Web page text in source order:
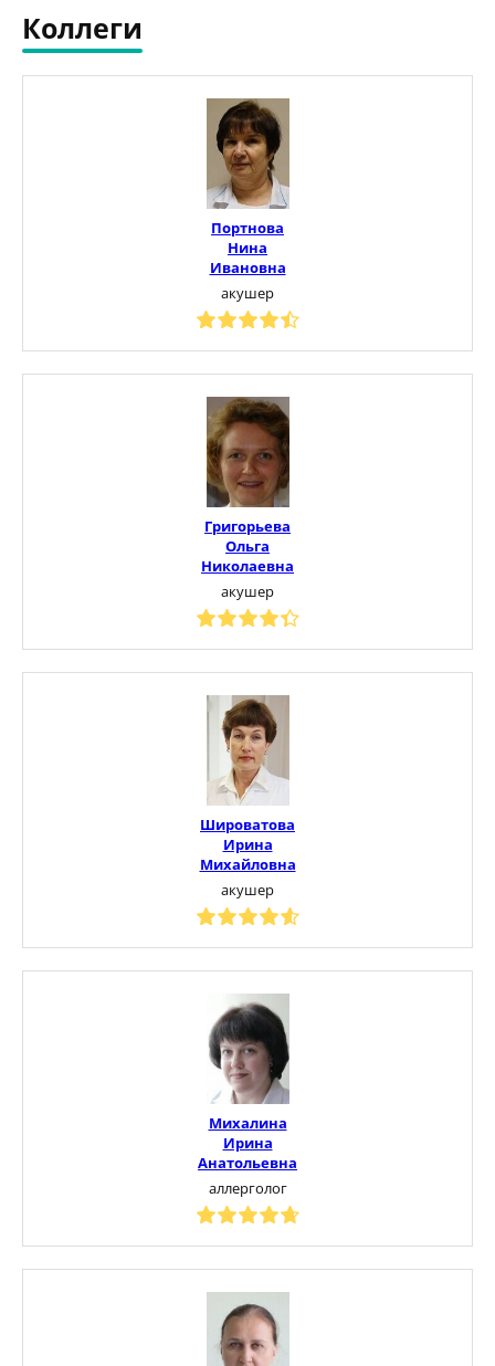
Коллеги
Портнова
Нина
Ивановна
акушер
Григорьева
Ольга
Николаевна
акушер
Широватова
Ирина
Михайловна
акушер
Михалина
Ирина
Анатольевна
аллерголог